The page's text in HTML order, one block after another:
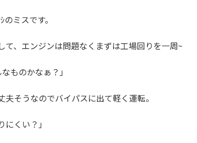
ミスです。
て、エンジンは問題なくまずは工場回りを一周~
ものかなぁ？」
そうなのでバイパスに出て軽く運転。
くい？」